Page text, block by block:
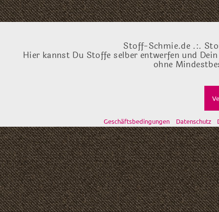
Stoff-Schmie.de .:.
Hier kannst Du Stoffe selber entwerfen und
ohne
Geschäftsbedingungen Datenschutz